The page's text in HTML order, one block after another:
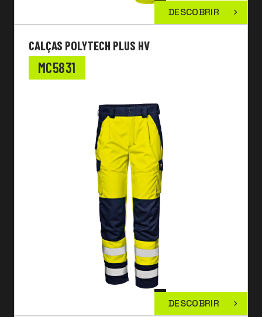
DESCOBRIR
CALÇAS POLYTECH PLUS HV
MC5831
DESCOBRIR